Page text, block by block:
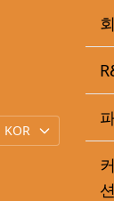
션
스트 리포트입니